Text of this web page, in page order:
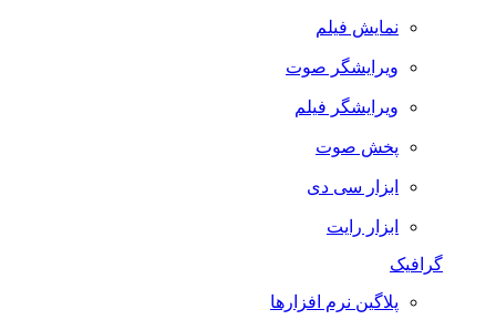
نمایش فیلم
ویرایشگر صوت
ویرایشگر فیلم
پخش صوت
ابزار سی دی
ابزار رایت
گرافیک
پلاگین نرم افزارها